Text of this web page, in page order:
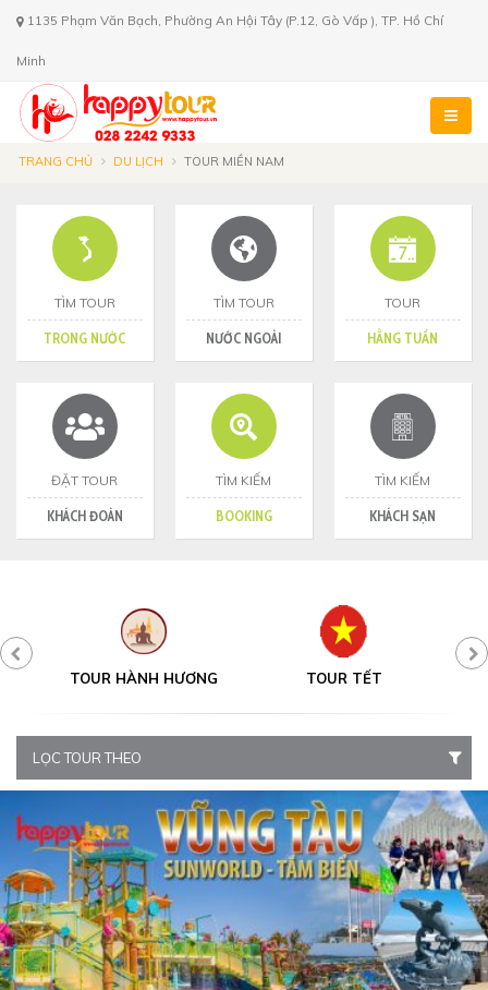
1135 Phạm Văn Bạch, Phường An Hội Tây (P.12, Gò Vấp ), TP. Hồ Chí
Minh
TRANG CHỦ DU LỊCH TOUR MIỀN NAM
TÌM TOUR
TRONG NƯỚC
TÌM TOUR
NƯỚC NGOÀI
TOUR
HẰNG TUẦN
ĐẶT TOUR
KHÁCH ĐOÀN
TÌM KIẾM
BOOKING
TÌM KIẾM
KHÁCH SẠN
TOUR HÀNH HƯƠNG TOUR TẾT
LỌC TOUR THEO